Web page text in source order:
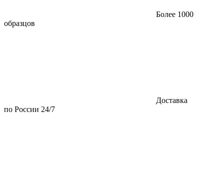
Более 1000
образцов
Доставка
по России 24/7